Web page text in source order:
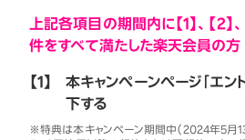
上記各項目の期間内に【1】、【2】、
件をすべて満たした楽天会員の方
【1】
本キャンペーンページ「エン
下する
※特典は本キャンペーン期間中（2024年5月